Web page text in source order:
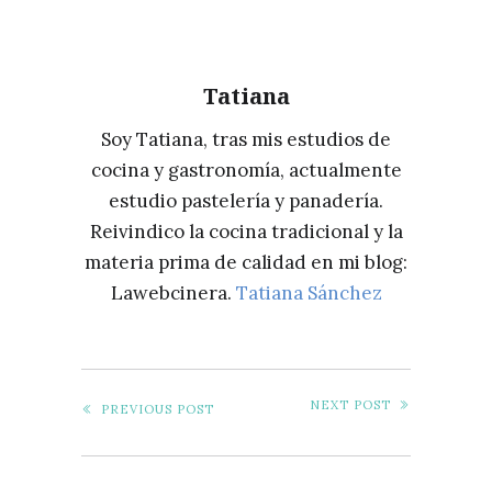
Tatiana
Soy Tatiana, tras mis estudios de
cocina y gastronomía, actualmente
estudio pastelería y panadería.
Reivindico la cocina tradicional y la
materia prima de calidad en mi blog:
Lawebcinera. Tatiana Sánchez
PREVIOUS POST NEXT POST